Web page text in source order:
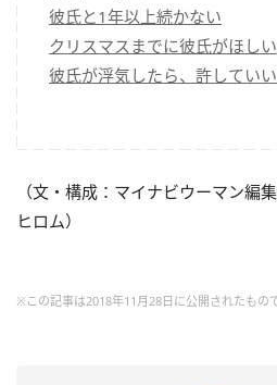
彼氏と1年以上続かない
クリスマスまでに彼氏がほしい
彼氏が浮気したら、許していい
（文・構成：マイナビウーマン編
ヒロム）
※この記事は2018年11月28日に公開されたもの